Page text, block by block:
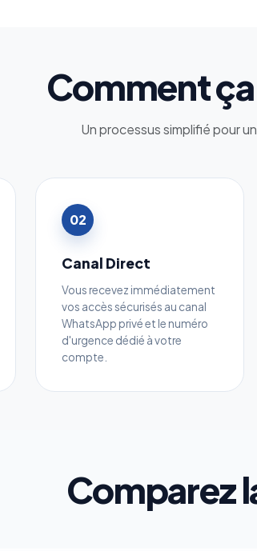
Comment
Un processus simplifié pour
02
Canal Direct
Vous recevez immédiatement
vos accès sécurisés au canal
WhatsApp privé et le numéro
d'urgence dédié à votre
compte.
Comparez